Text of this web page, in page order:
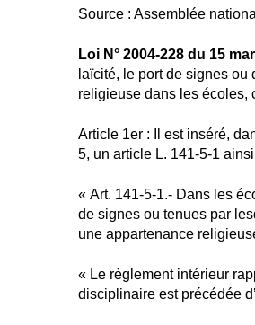
Source : Assemblée
Loi N° 2004-228 du 15
laïcité, le port de signes
religieuse dans les écoles,
Article 1er : Il est inséré,
5, un article L. 141-5-1
« Art. 141-5-1.- Dans les
de signes ou tenues par
une appartenance
« Le règlement intérieur
disciplinaire est précédée